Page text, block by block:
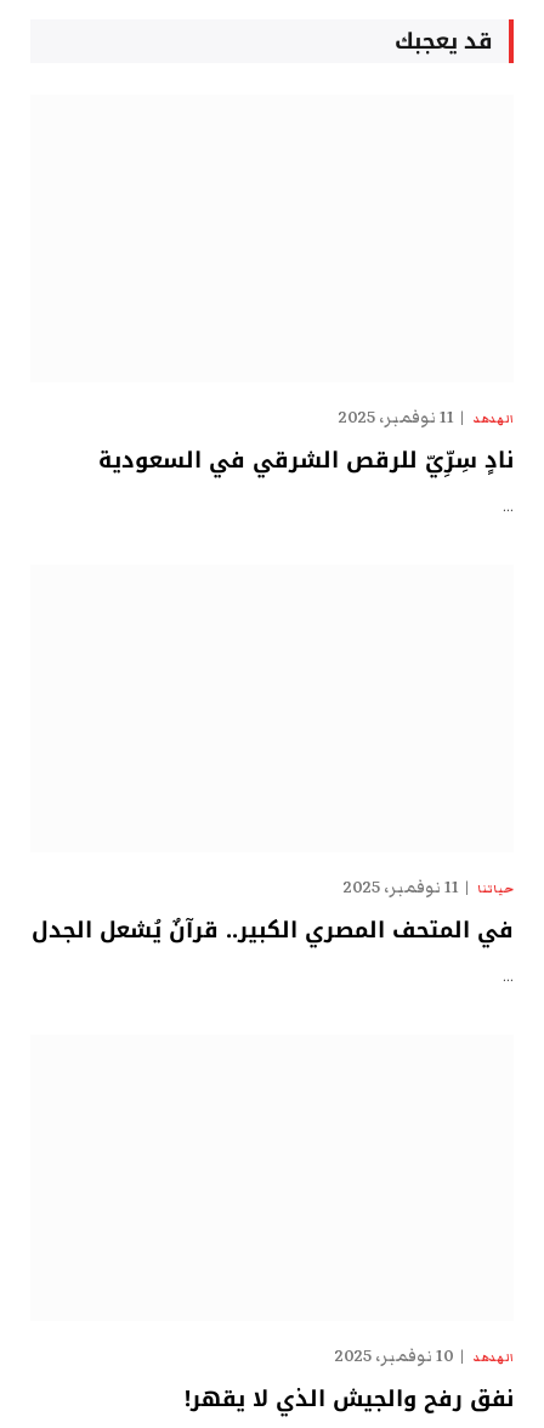
قد يعجبك
الهدهد 11 نوفمبر، 2025
نادٍ سِرِّيّ للرقص الشرقي في السعودية
…
حياتنا 11 نوفمبر، 2025
في المتحف المصري الكبير.. قرآنٌ يُشعل الجدل
…
الهدهد 10 نوفمبر، 2025
نفق رفح والجيش الذي لا يقهر!